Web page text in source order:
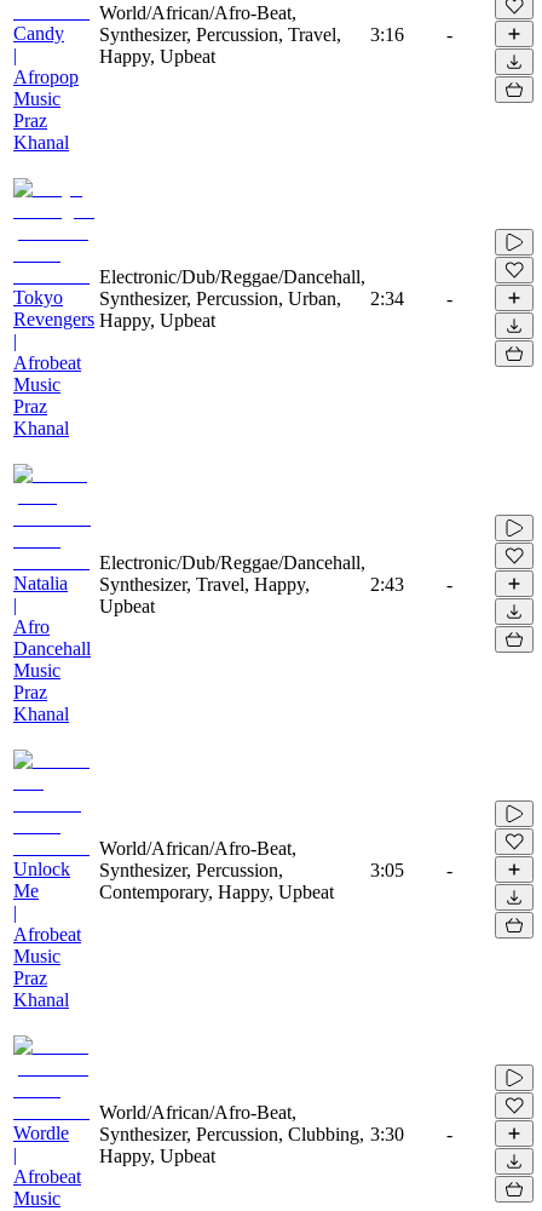
Candy
|
Afropop
Music
Praz
Khanal
World/African/Afro-Beat,
Synthesizer, Percussion, Travel,
Happy, Upbeat
3:16 -
Tokyo
Revengers
|
Afrobeat
Music
Praz
Khanal
Electronic/Dub/Reggae/Dancehall,
Synthesizer, Percussion, Urban,
Happy, Upbeat
2:34 -
Natalia
|
Afro
Dancehall
Music
Praz
Khanal
Electronic/Dub/Reggae/Dancehall,
Synthesizer, Travel, Happy,
Upbeat
2:43 -
Unlock
Me
|
Afrobeat
Music
Praz
Khanal
World/African/Afro-Beat,
Synthesizer, Percussion,
Contemporary, Happy, Upbeat
3:05 -
Wordle
|
Afrobeat
Music
World/African/Afro-Beat,
Synthesizer, Percussion, Clubbing,
Happy, Upbeat
3:30 -